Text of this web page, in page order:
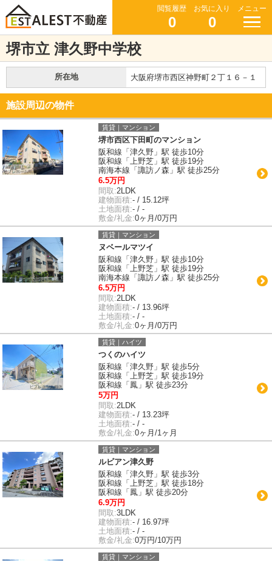
閲覧履歴
0
お気に入り
0
メニュー
堺市立 津久野中学校
所在地 大阪府堺市西区神野町２丁１６－１
施設周辺の物件
賃貸｜マンション
堺市西区下田町のマンション
阪和線「津久野」駅 徒歩10分
阪和線「上野芝」駅 徒歩19分
南海本線「諏訪ノ森」駅 徒歩25分
6.5万円
間取:2LDK
建物面積:- / 15.12坪
土地面積:- / -
敷金/礼金:0ヶ月/0万円
賃貸｜マンション
ヌベールマツイ
阪和線「津久野」駅 徒歩10分
阪和線「上野芝」駅 徒歩19分
南海本線「諏訪ノ森」駅 徒歩25分
6.5万円
間取:2LDK
建物面積:- / 13.96坪
土地面積:- / -
敷金/礼金:0ヶ月/0万円
賃貸｜ハイツ
つくのハイツ
阪和線「津久野」駅 徒歩5分
阪和線「上野芝」駅 徒歩19分
阪和線「鳳」駅 徒歩23分
5万円
間取:2LDK
建物面積:- / 13.23坪
土地面積:- / -
敷金/礼金:0ヶ月/1ヶ月
賃貸｜マンション
ルビアン津久野
阪和線「津久野」駅 徒歩3分
阪和線「上野芝」駅 徒歩18分
阪和線「鳳」駅 徒歩20分
6.9万円
間取:3LDK
建物面積:- / 16.97坪
土地面積:- / -
敷金/礼金:0万円/10万円
賃貸｜マンション